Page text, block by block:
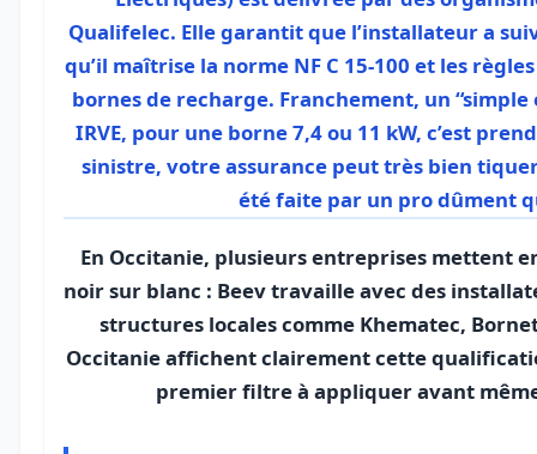
Qualifelec. Elle garantit que l’installateur a
qu’il maîtrise la norme NF C 15-100 et les
bornes de recharge. Franchement, un
IRVE, pour une borne 7,4 ou 11 kW, c’est
sinistre, votre assurance peut très bien tiquer
été faite par un pro dûment
En Occitanie, plusieurs entreprises mettent
noir sur blanc : Beev travaille avec des
structures locales comme Khematec,
Occitanie affichent clairement cette
premier filtre à appliquer avant